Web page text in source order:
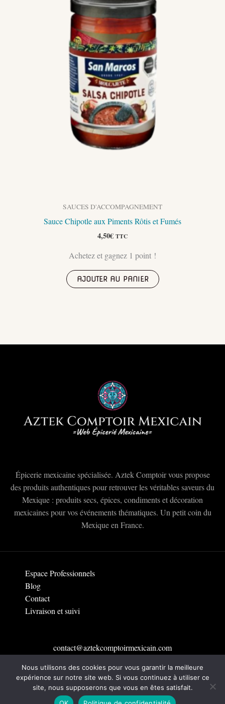
SAUCES D'ACCOMPAGNEMENT
Sauce Chipotle aux Piments Rôtis et Fumés
4,50€ TTC
Achetez et gagnez 1 point !
AJOUTER AU PANIER
Épicerie mexicaine spécialisée. Aztek Comptoir vous propose
des produits authentiques pour retrouver les véritables saveurs du
Mexique : produits secs, épices, condiments et décoration
mexicaines pour vos événements thématiques. Un petit coin du
Mexique en France.
Espace Professionnels
Blog
Contact
Livraison et suivi
contact@aztekcomptoirmexicain.com
Rejoins la famille Aztek à Toulouse
Tutoriels et Recettes
Nous utilisons des cookies pour vous garantir la meilleure
expérience sur notre site web. Si vous continuez à utiliser ce
site, nous supposerons que vous en êtes satisfait.